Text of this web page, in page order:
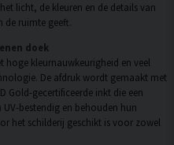
licht, de kleuren en de details van
de ruimte geeft.
doek
kleurnauwkeurigheid en veel
De afdruk wordt gemaakt met
Gold-gecertificeerde inkt die een
bestendig en behouden hun
het schilderij geschikt is voor zowel